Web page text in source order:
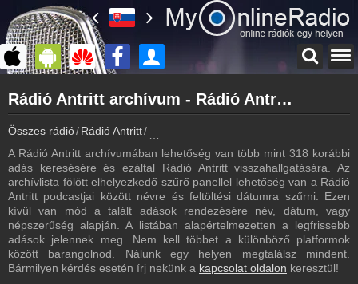
myonlineradio.hu
Rádió Antritt
Vissza a Rádió Antritt oldalára
Bejelentkezés
Hozz létre saját fiókot!
Most szól
Tudd meg mi szólt eddig
Hírek
Rádió Antritt kapcsolatos hírek
Rádió Antritt archívum - Rádió Antritt podcasts - Rádió Antritt visszahallgatás
Összes rádió Rádió Antritt
A Rádió Antritt archívumában lehetőség van több mint 318 korábbi
adás keresésére és ezáltal Rádió Antritt visszahallgatására. Az
archívlista fölött elhelyezkedő szűrő panellel lehetőség van a Rádió
Antritt podcastjai között névre és feltöltési dátumra szűrni. Ezen
kívül van mód a talált adások rendezésére név, dátum, vagy
népszerűség alapján. A listában alapértelmezetten a legfrissebb
adások jelennek meg. Nem kell többet a különböző platformok
között barangolnod. Nálunk egy helyen megtalálsz mindent.
Bármilyen kérdés esetén írj nekünk a kapcsolat oldalon keresztül!